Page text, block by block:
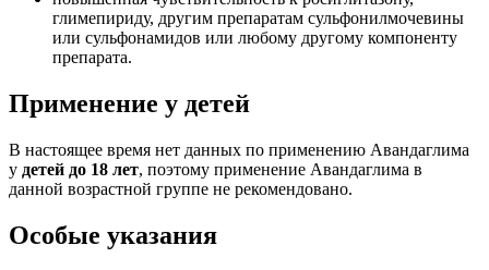
глимепириду, другим препаратам сульфонилмочевины
или сульфонамидов или любому другому компоненту
препарата.
Применение у детей
В настоящее время нет данных по применению Авандаглима
у детей до 18 лет, поэтому применение Авандаглима в
данной возрастной группе не рекомендовано.
Особые указания